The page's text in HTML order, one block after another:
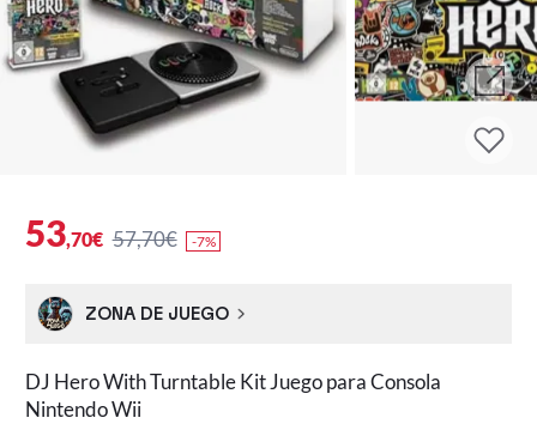
53,70€ 57,70€ -7%
ZONA DE JUEGO
DJ Hero With Turntable Kit Juego para Consola
Nintendo Wii